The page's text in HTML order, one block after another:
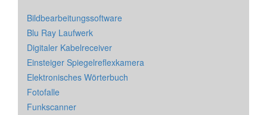
Bildbearbeitungssoftware
Blu Ray Laufwerk
Digitaler Kabelreceiver
Einsteiger Spiegelreflexkamera
Elektronisches Wörterbuch
Fotofalle
Funkscanner